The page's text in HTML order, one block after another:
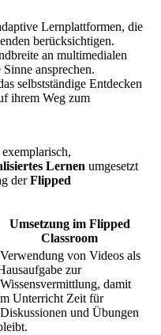
Lernplattformen, die
berücksichtigen.
an multimedialen
ansprechen.
selbstständige Entdecken
ihrem Weg zum
Lernen umgesetzt
derFlipped
Umsetzung im Flipped
Classroom
Verwendung von Videos als
zur
Wissensvermittlung, damit
Unterricht Zeit für
Diskussionen und Übungen